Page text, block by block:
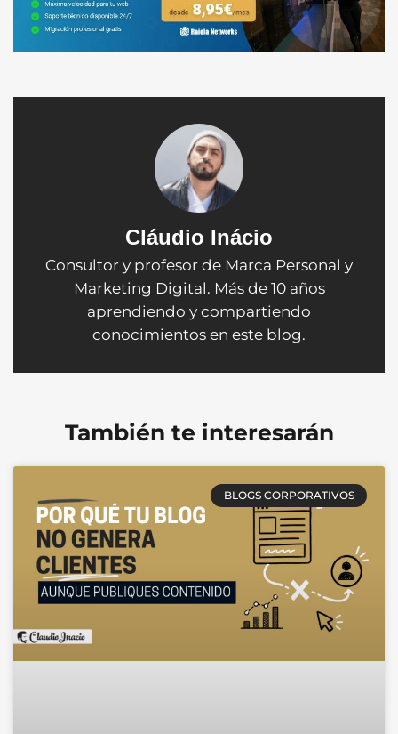
Cláudio Inácio
Consultor y profesor de Marca Personal y
Marketing Digital. Más de 10 años
aprendiendo y compartiendo
conocimientos en este blog.
También te interesarán
BLOGS CORPORATIVOS